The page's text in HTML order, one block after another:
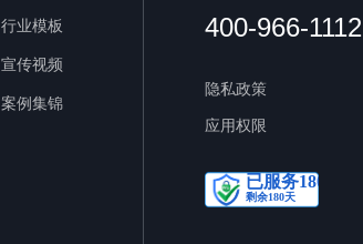
行业模板
宣传视频
案例集锦
400-966-1112
隐私政策
应用权限